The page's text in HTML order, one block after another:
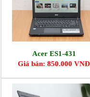
Acer ES1-431
Giá bán: 850.000 VNĐ